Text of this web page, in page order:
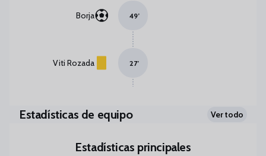
Borja 49’
Viti Rozada 27’
Estadísticas de equipo Ver todo
Estadísticas principales